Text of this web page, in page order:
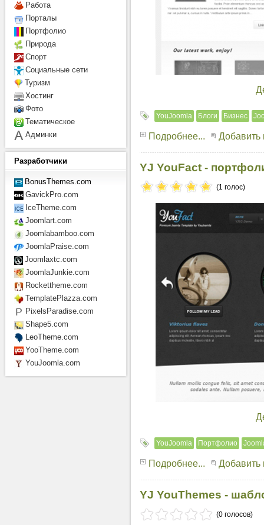
YouJoomla Блоги Бизнес
Подробнее... Добавить
YJ YouFact -
(1 голос)
YouJoomla Портфолио
Подробнее... Добавить
YJ YouThemes -
(0 голосов)
Работа
Порталы
Портфолио
Природа
Спорт
Социальные сети
Туризм
Хостинг
Фото
Тематическое
Админки
Разработчики
BonusThemes.com
GavickPro.com
IceTheme.com
Joomlart.com
Joomlabamboo.com
JoomlaPraise.com
Joomlaxtc.com
JoomlaJunkie.com
Rockettheme.com
TemplatePlazza.com
PixelsParadise.com
Shape5.com
LeoTheme.com
YooTheme.com
YouJoomla.com